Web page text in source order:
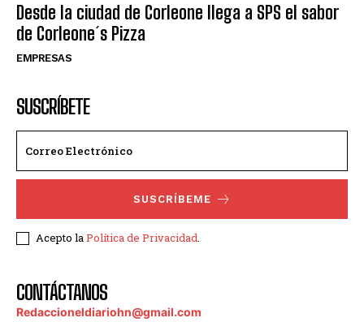
Desde la ciudad de Corleone llega a SPS el sabor
de Corleone´s Pizza
EMPRESAS
SUSCRÍBETE
SUSCRÍBEME
Acepto laPolítica de Privacidad.
CONTÁCTANOS
Redaccioneldiariohn@gmail.com